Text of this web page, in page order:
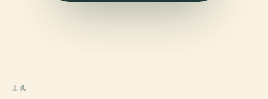
出典